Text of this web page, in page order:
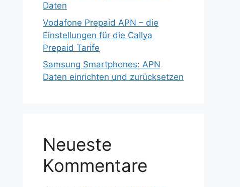
Daten
Vodafone Prepaid APN – die
Einstellungen für die Callya
Prepaid Tarife
Samsung Smartphones: APN
Daten einrichten und zurücksetzen
Neueste
Kommentare